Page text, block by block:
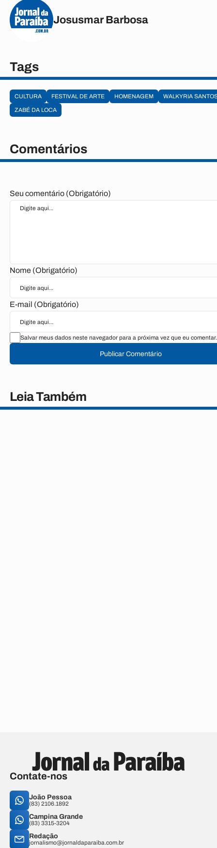
Josusmar Barbosa
Tags
CULTURA FESTIVAL DE ARTE HOMENAGEM
WALKYRIA
ZABÉ DA LOCA
Comentários
Seu comentário (Obrigatório)
Nome (Obrigatório)
E-mail (Obrigatório)
Salvar meus dados neste navegador para a próxima vez que eu comentar.
Publicar Comentário
Leia Também
Contate-nos
João Pessoa
(83) 2106.1892
Campina Grande
(83) 3315-3204
Redação
jornalismo@jornaldaparaiba.com.br